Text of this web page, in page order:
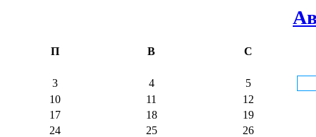
П В С
3 4
5
10
11
12
17
18
19
24
25
26